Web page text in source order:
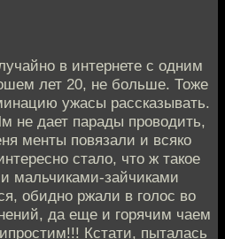
в интернете с одним
лет 20, не больше. Тоже
ужасы рассказывать.
не дает парады проводить,
менты повязали и всяко
стало, что ж такое
мальчиками-зайчиками
обидно ржали в голос во
да еще и горячим чаем
Кстати, пыталась